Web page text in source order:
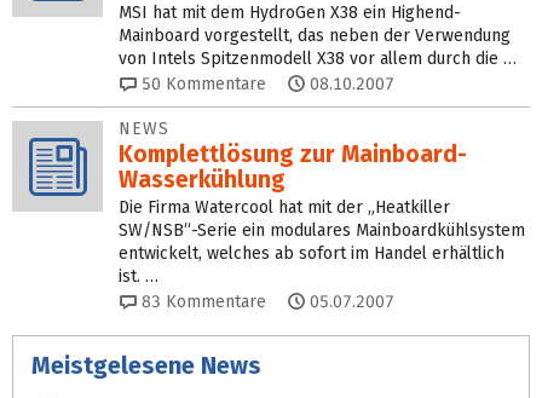
MSI hat mit dem HydroGen X38 ein Highend-
Mainboard vorgestellt, das neben der Verwendung
von Intels Spitzenmodell X38 vor allem durch die …
50 Kommentare 08.10.2007
NEWS
Komplettlösung zur Mainboard-
Wasserkühlung
Die Firma Watercool hat mit der „Heatkiller
SW/NSB“-Serie ein modulares Mainboardkühlsystem
entwickelt, welches ab sofort im Handel erhältlich
ist. …
83 Kommentare 05.07.2007
Meistgelesene News